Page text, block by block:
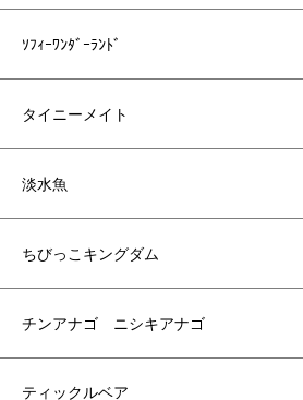
ｿﾌｨｰﾜﾝﾀﾞｰﾗﾝﾄﾞ
タイニーメイト
淡水魚
ちびっこキングダム
チンアナゴ ニシキアナゴ
ティックルベア